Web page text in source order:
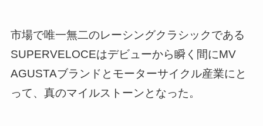
市場で唯一無二のレーシングクラシックである
SUPERVELOCEはデビューから瞬く間にMV
AGUSTAブランドとモーターサイクル産業にと
って、真のマイルストーンとなった。